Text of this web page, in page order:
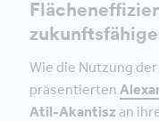
Wie die Nutzung
präsentierten
Atil-Akantisz an